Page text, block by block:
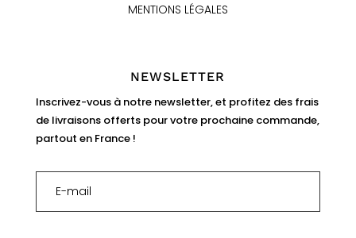
MENTIONS LÉGALES
NEWSLETTER
Inscrivez-vous à notre newsletter, et profitez des frais
de livraisons offerts pour votre prochaine commande,
partout en France !